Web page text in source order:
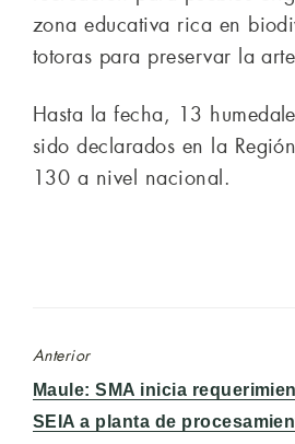
zona educativa rica en
totoras para preservar la
Hasta la fecha, 13
sido declarados en la
130 a nivel nacional.
Anterior
Entrada
anterior:
Maule: SMA inicia
SEIA a planta de